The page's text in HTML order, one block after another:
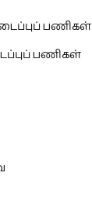
பணிகள்
பணிகள்